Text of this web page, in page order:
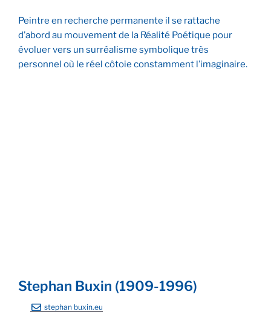
Peintre en recherche permanente il se rattache
d’abord au mouvement de la Réalité Poétique pour
évoluer vers un surréalisme symbolique très
personnel où le réel côtoie constamment l’imaginaire.
Stephan Buxin (1909-1996)
stephan buxin.eu